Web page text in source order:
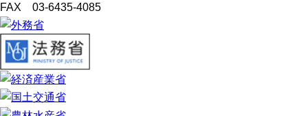
FAX 03-6435-4085